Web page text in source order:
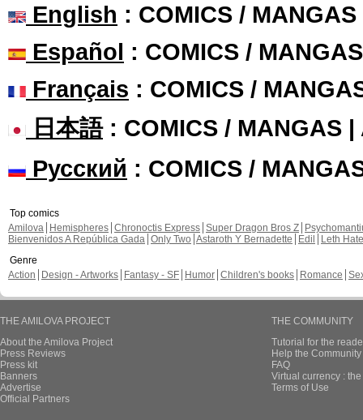
English : COMICS /
Español : COMICS /
Français : COMICS /
日本語: COMICS / MANGAS |
Русский : COMICS /
Top comics
Amilova
Hemispheres Chronoctis Express Super Dragon Bros Z
Bienvenidos A República Gada Only Two Astaroth Y Bernadette Edil
Leth Hate
Genre
Action
Design - Artworks Fantasy - SF Humor Children's books Romance
THE AMILOVA PROJECT
About the Amilova Project
Press Reviews
Press kit
Banners
Advertise
Official Partners
THE COMMUNITY
Tutorial for the
Help the
FAQ
Virtual currency :
Terms of Use